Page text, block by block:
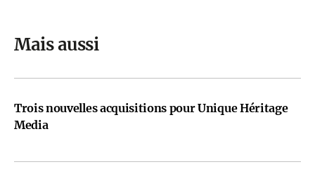
Mais aussi
Trois nouvelles acquisitions pour Unique Héritage
Media